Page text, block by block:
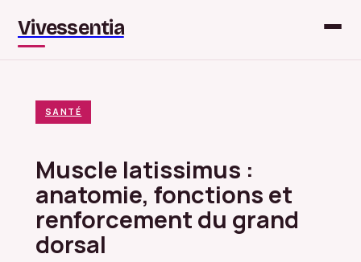
Vivessentia
SANTÉ
Muscle latissimus :
anatomie, fonctions et
renforcement du grand
dorsal